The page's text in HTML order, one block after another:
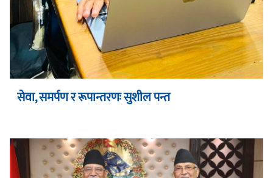
सेवा, समर्पण र रूपान्तरणः सुशील पन्त